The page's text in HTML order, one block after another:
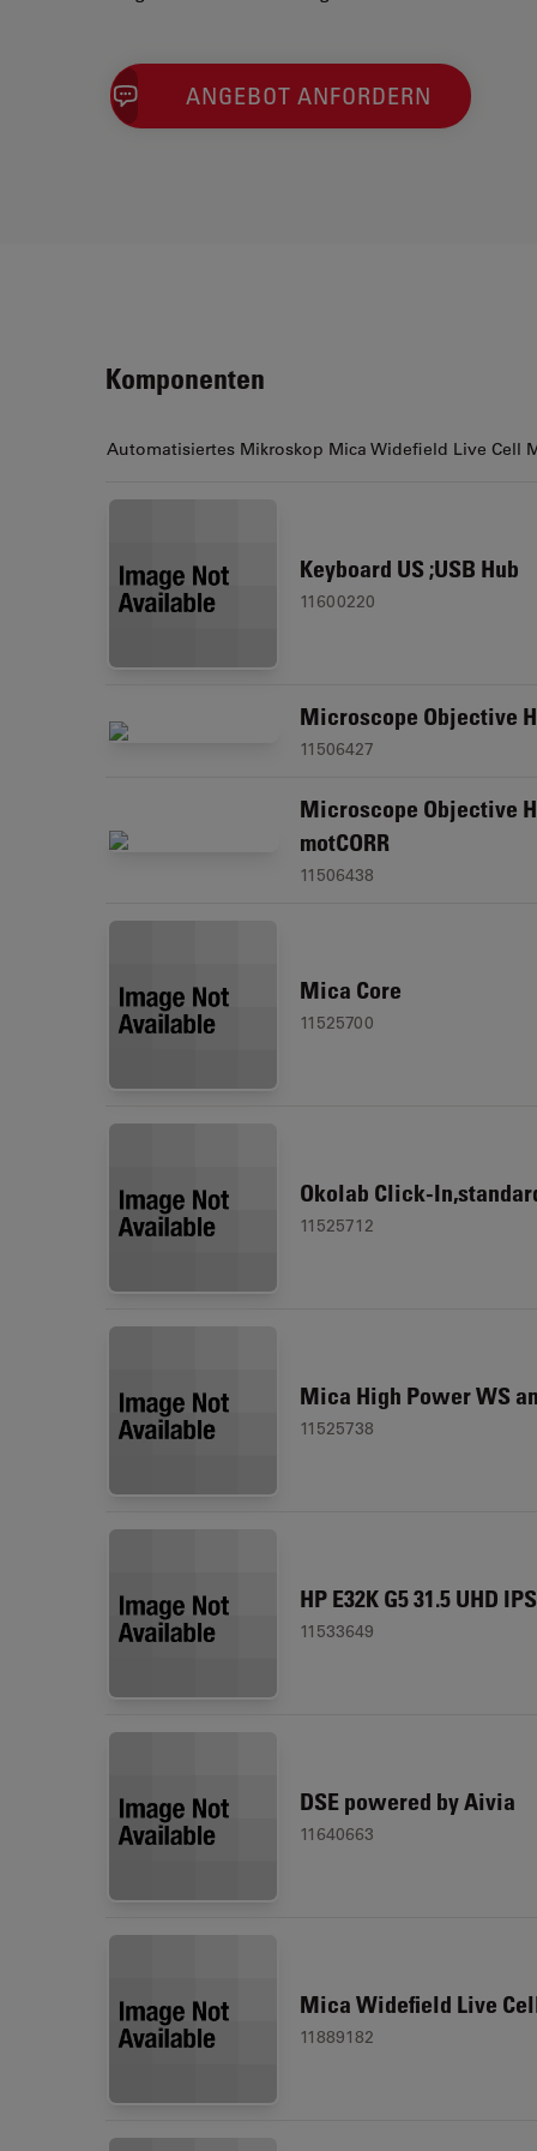
ANGEBOT ANFORDERN
Komponenten
Automatisiertes Mikroskop Mica Widefield Live Cell
Keyboard US ;USB Hub
11600220
Microscope Objective
11506427
Microscope Objective
motCORR
11506438
Mica Core
11525700
Okolab Click-
11525712
Mica High Power WS
11525738
HP E32K G5 31.5 UHD
11533649
DSE powered by Aivia
11640663
Mica Widefield Live
11889182